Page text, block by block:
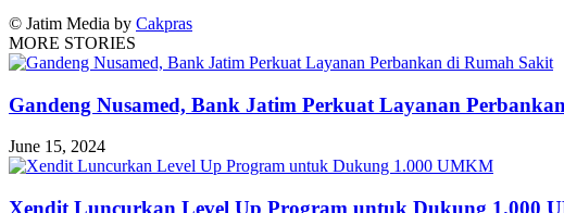
© Jatim Media by Cakpras
MORE STORIES
Gandeng Nusamed, Bank Jatim Perkuat Layanan
June 15, 2024
Xendit Luncurkan Level Up Program untuk Dukung 1.000